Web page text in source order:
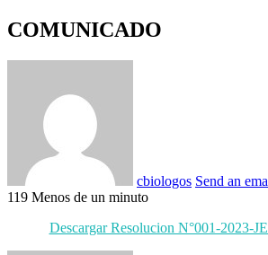
COMUNICADO
cbiologos Send an
119 Menos de un minuto
Descargar Resolucion N°001-2023-